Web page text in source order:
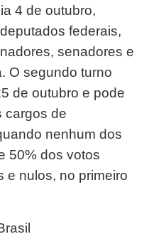
4 de outubro,
federais,
senadores e
O segundo turno
de outubro e pode
cargos de
nenhum dos
50% dos votos
e nulos, no primeiro